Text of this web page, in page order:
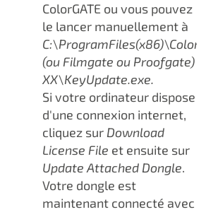
ColorGATE ou vous pouvez
le lancer manuellement à
(ou Filmgate ou Proofgate)
XX\KeyUpdate.exe.
Si votre ordinateur dispose
d'une connexion internet,
cliquez surDownload
License File et ensuite sur
Update Attached Dongle.
Votre dongle est
maintenant connecté avec